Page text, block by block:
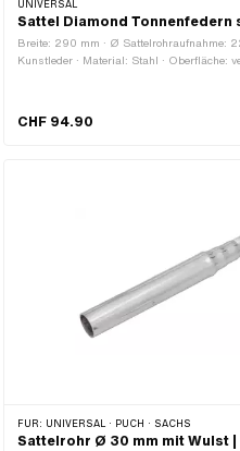
UNIVERSAL
Sattel Diamond Tonnenfedern
Breite: 290 mm · Ø Sattelrohraufnahme:
Kunstleder · Material: Stahl · Oberfläche:
CHF 94.90
FÜR: UNIVERSAL · PUCH · SACHS
Sattelrohr Ø 30 mm mit Wulst |